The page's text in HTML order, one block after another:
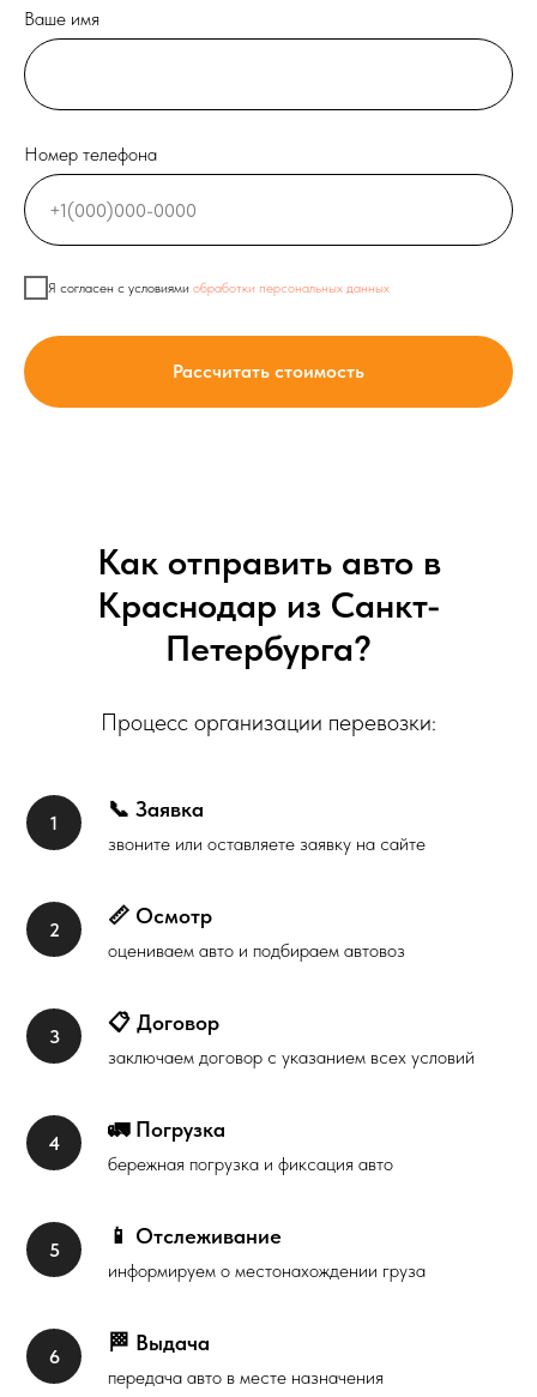
Ваше имя
Номер телефона
Я согласен с условиями обработки персональных данных
Рассчитать стоимость
Как отправить авто в
Краснодар из Санкт-
Петербурга?
Процесс организации перевозки:
📞 Заявка
звоните или оставляете заявку на сайте
📏 Осмотр
оцениваем авто и подбираем автовоз
📋 Договор
заключаем договор с указанием всех условий
🚛 Погрузка
бережная погрузка и фиксация авто
📱 Отслеживание
информируем о местонахождении груза
🏁 Выдача
передача авто в месте назначения